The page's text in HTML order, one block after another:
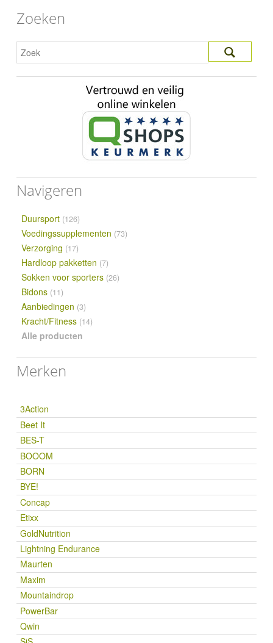
Zoeken
Navigeren
Duursport (126)
Voedingssupplementen (73)
Verzorging (17)
Hardloop pakketten (7)
Sokken voor sporters (26)
Bidons (11)
Aanbiedingen (3)
Kracht/Fitness (14)
Alle producten
Merken
3Action
Beet It
BES-T
BOOOM
BORN
BYE!
Concap
Etixx
GoldNutrition
Lightning Endurance
Maurten
Maxim
Mountaindrop
PowerBar
Qwin